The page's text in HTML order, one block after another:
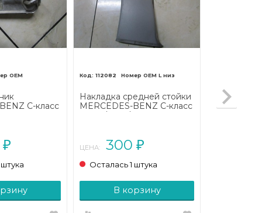
C-класс
₽
112082 L низ
Накладка средней стойки
MERCEDES-BENZ C-класс
W203/S203/CL203 (2000 -
ЦЕНА: 300 ₽
Осталась 1 штука
В корзину